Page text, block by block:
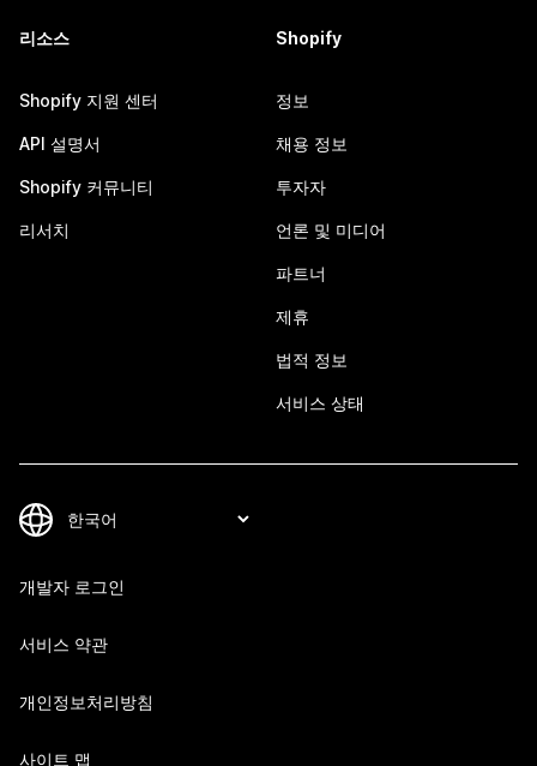
리소스
Shopify 지원 센터
API 설명서
Shopify 커뮤니티
리서치
Shopify
정보
채용 정보
투자자
언론 및 미디어
파트너
제휴
법적 정보
서비스 상태
개발자 로그인
서비스 약관
개인정보처리방침
사이트 맵